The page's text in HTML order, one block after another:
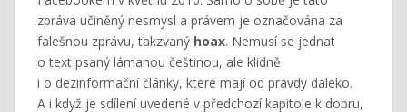
zpráva učiněný nesmysl a právem je označována za
falešnou zprávu, takzvaný hoax. Nemusí se jednat
o text psaný lámanou češtinou, ale klidně
i o dezinformační články, které mají od pravdy daleko.
A i když je sdílení uvedené v předchozí kapitole k dobru,